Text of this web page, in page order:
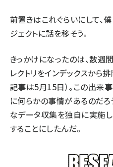
前置きはこれぐらいにして、
ジェクトに話を移そう。
きっかけになったのは、数週
レクトリをインデックスから
記事は5月15日）。この出来
に何らかの事情があるのだろ
なデータ収集を独自に実施
することにしたんだ。